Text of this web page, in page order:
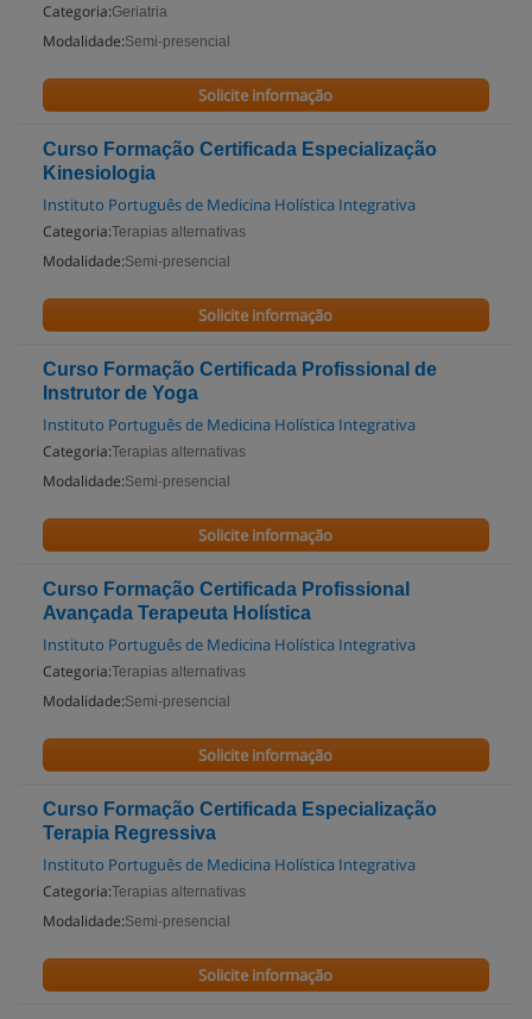
Categoria:Geriatria
Modalidade:Semi-presencial
Solicite informação
Curso Formação Certificada Especialização
Kinesiologia
Instituto Português de Medicina Holística Integrativa
Categoria:Terapias alternativas
Modalidade:Semi-presencial
Solicite informação
Curso Formação Certificada Profissional de
Instrutor de Yoga
Instituto Português de Medicina Holística Integrativa
Categoria:Terapias alternativas
Modalidade:Semi-presencial
Solicite informação
Curso Formação Certificada Profissional
Avançada Terapeuta Holística
Instituto Português de Medicina Holística Integrativa
Categoria:Terapias alternativas
Modalidade:Semi-presencial
Solicite informação
Curso Formação Certificada Especialização
Terapia Regressiva
Instituto Português de Medicina Holística Integrativa
Categoria:Terapias alternativas
Modalidade:Semi-presencial
Solicite informação